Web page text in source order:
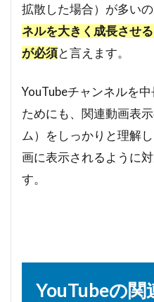
拡散した場合）が多い
ネルを大きく成長させ
が必須と言えます。
YouTubeチャンネルを
ためにも、関連動画表
ム）をしっかりと理解
画に表示されるように
す。
YouTubeの関